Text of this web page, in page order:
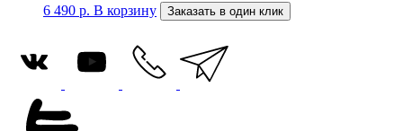
6 490 р. В корзину Заказать в один клик